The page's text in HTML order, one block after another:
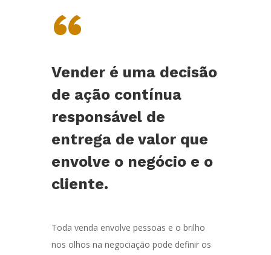
“
Vender é uma decisão
de ação contínua
responsável de
entrega de valor que
envolve o negócio e o
cliente.
Toda venda envolve pessoas e o brilho
nos olhos na negociação pode definir os